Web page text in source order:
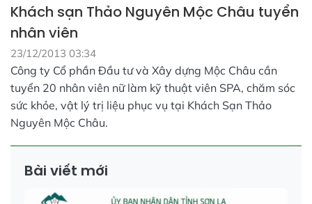
Khách sạn Thảo Nguyên Mộc Châu tuyển
nhân viên
23/12/2013 03:34
Công ty Cổ phần Đầu tư và Xây dựng Mộc Châu cần
tuyển 20 nhân viên nữ làm kỹ thuật viên SPA, chăm sóc
sức khỏe, vật lý trị liệu phục vụ tại Khách Sạn Thảo
Nguyên Mộc Châu.
Bài viết mới